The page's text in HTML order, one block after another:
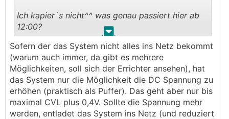
. .
Ich kapier´s nicht^^ was genau passiert hier ab
12:00?
Beispiel bei mir: BMC-CVL 56V und DVCC-CVL
55,5V.
Ist der Speicher voll geht vomMPPTdabei alles
ins Netz, am Akku dabei konstant leichte
Schwankungen mit +/- 2A und Spannung
konstant zwischen 55,7-55,9V.
Sofern der das System nicht alles ins Netz bekommt
(warum auch immer, da gibt es mehrere
Möglichkeiten, soll sich der Errichter ansehen), hat
das System nur die Möglichkeit die DC Spannung zu
erhöhen (praktisch als Puffer). Das geht aber nur bis
maximal CVL plus 0,4V. Sollte die Spannung mehr
werden, entladet das System ins Netz (und reduziert